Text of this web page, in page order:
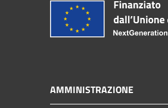
AMMINISTRAZIONE